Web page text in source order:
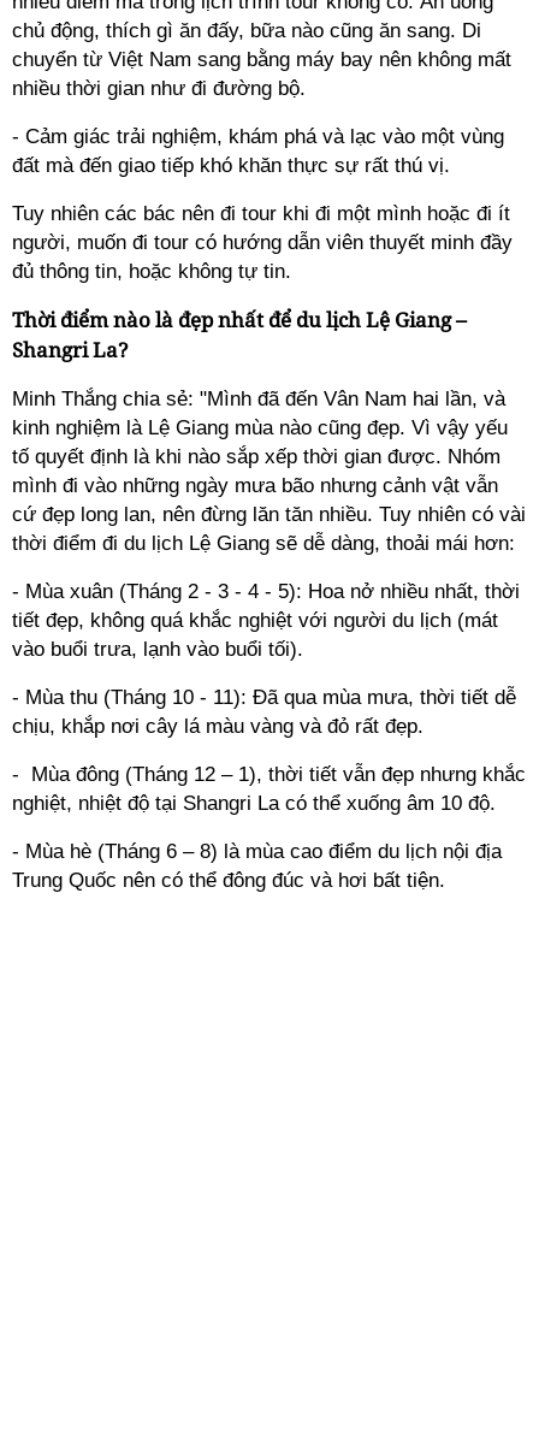
chủ động, thích gì ăn đấy, bữa nào cũng ăn sang. Di
chuyển từ Việt Nam sang bằng máy bay nên không mất
nhiều thời gian như đi đường bộ.
- Cảm giác trải nghiệm, khám phá và lạc vào một vùng
đất mà đến giao tiếp khó khăn thực sự rất thú vị.
Tuy nhiên các bác nên đi tour khi đi một mình hoặc đi ít
người, muốn đi tour có hướng dẫn viên thuyết minh đầy
đủ thông tin, hoặc không tự tin.
Thời điểm nào là đẹp nhất để du lịch Lệ Giang –
Shangri La?
Minh Thắng chia sẻ: "Mình đã đến Vân Nam hai lần, và
kinh nghiệm là Lệ Giang mùa nào cũng đẹp. Vì vậy yếu
tố quyết định là khi nào sắp xếp thời gian được. Nhóm
mình đi vào những ngày mưa bão nhưng cảnh vật vẫn
cứ đẹp long lan, nên đừng lăn tăn nhiều. Tuy nhiên có vài
thời điểm đi du lịch Lệ Giang sẽ dễ dàng, thoải mái hơn:
- Mùa xuân (Tháng 2 - 3 - 4 - 5): Hoa nở nhiều nhất, thời
tiết đẹp, không quá khắc nghiệt với người du lịch (mát
vào buổi trưa, lạnh vào buổi tối).
- Mùa thu (Tháng 10 - 11): Đã qua mùa mưa, thời tiết dễ
chịu, khắp nơi cây lá màu vàng và đỏ rất đẹp.
- Mùa đông (Tháng 12 – 1), thời tiết vẫn đẹp nhưng khắc
nghiệt, nhiệt độ tại Shangri La có thể xuống âm 10 độ.
- Mùa hè (Tháng 6 – 8) là mùa cao điểm du lịch nội địa
Trung Quốc nên có thể đông đúc và hơi bất tiện.